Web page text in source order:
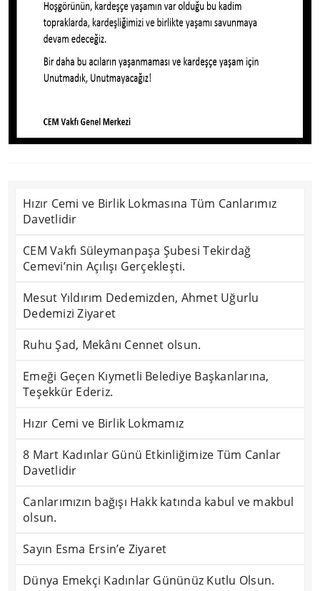
Hızır Cemi ve Birlik Lokmasına Tüm Canlarımız
Davetlidir
CEM Vakfı Süleymanpaşa Şubesi Tekirdağ
Cemevi’nin Açılışı Gerçekleşti.
Mesut Yıldırım Dedemizden, Ahmet Uğurlu
Dedemizi Ziyaret
Ruhu Şad, Mekânı Cennet olsun.
Emeği Geçen Kıymetli Belediye Başkanlarına,
Teşekkür Ederiz.
Hızır Cemi ve Birlik Lokmamız
8 Mart Kadınlar Günü Etkinliğimize Tüm Canlar
Davetlidir
Canlarımızın bağışı Hakk katında kabul ve makbul
olsun.
Sayın Esma Ersin’e Ziyaret
Dünya Emekçi Kadınlar Gününüz Kutlu Olsun.